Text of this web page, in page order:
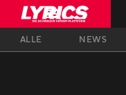
ALLE NEWS